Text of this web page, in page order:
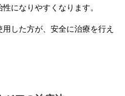
になりやすくなります。
した方が、安全に治療を行え